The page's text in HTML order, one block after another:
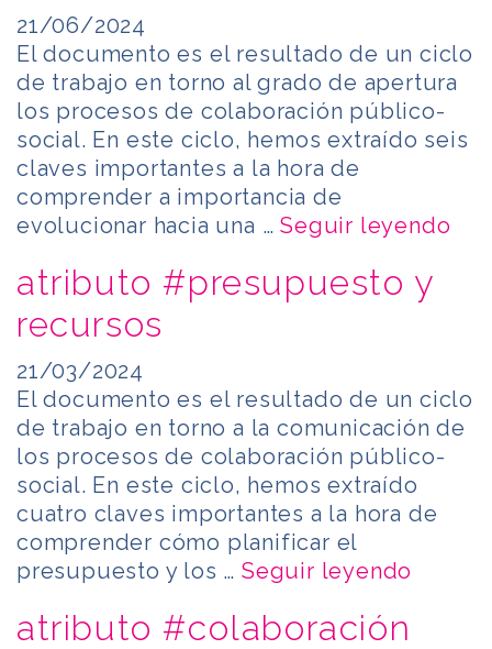
21/06/2024
El documento es el resultado de un ciclo
de trabajo en torno al grado de apertura
los procesos de colaboración público-
social. En este ciclo, hemos extraído seis
claves importantes a la hora de
comprender a importancia de
evolucionar hacia una …Seguir leyendo
atributo #presupuesto y
recursos
21/03/2024
El documento es el resultado de un ciclo
de trabajo en torno a la comunicación de
los procesos de colaboración público-
social. En este ciclo, hemos extraído
cuatro claves importantes a la hora de
comprender cómo planificar el
presupuesto y los …Seguir leyendo
atributo #colaboración